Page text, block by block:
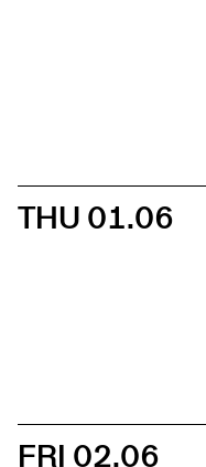
THU 01.06
FRI 02.06